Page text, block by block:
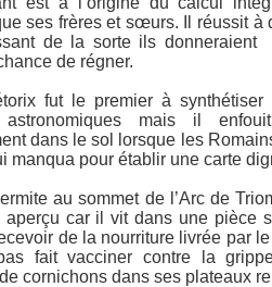
ses frères et sœurs. Il réussit à
de la sorte ils
de régner.
fut le premier à
astronomiques mais il
dans le sol lorsque les
manqua pour établir une carte
au sommet de l’Arc de
aperçu car il vit dans une pièce
de la nourriture livrée par
fait vacciner contre la
de cornichons dans ses plateaux